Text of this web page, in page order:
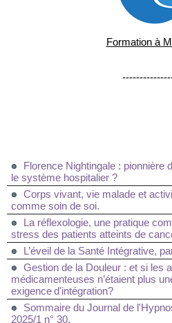
Formation à
Florence Nightingale : pionnière
le système hospitalier ?
Corps vivant, vie malade et
comme soin de soi.
La réflexologie, une pratique
stress des patients atteints de
L’éveil de la Santé Intégrative,
Gestion de la Douleur : et si les
médicamenteuses n’étaient plus
exigence d'intégration?
Sommaire du Journal de
2025/1 n° 30.